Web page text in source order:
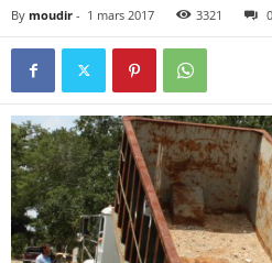
By moudir - 1 mars 2017 3321 0